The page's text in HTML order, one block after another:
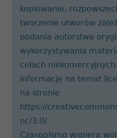
kopiowanie,
tworzenie utworów
podania autorstwa
wykorzystywania
celach
informacje na temat
na stronie
https://
nc/3.0/.
Czasopismo wspiera